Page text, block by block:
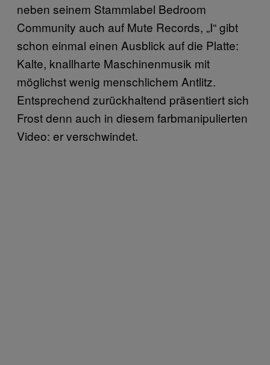
neben seinem Stammlabel Bedroom
Community auch auf Mute Records, „I“ gibt
schon einmal einen Ausblick auf die Platte:
Kalte, knallharte Maschinenmusik mit
möglichst wenig menschlichem Antlitz.
Entsprechend zurückhaltend präsentiert sich
Frost denn auch in diesem farbmanipulierten
Video: er verschwindet.